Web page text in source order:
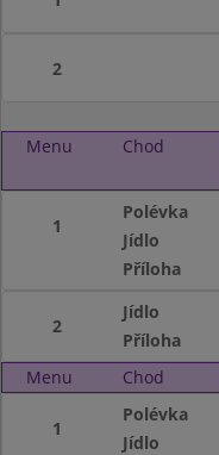
2
Menu Chod
1
Polévka
Jídlo
Příloha
2
Jídlo
Příloha
Menu
Chod
1
Polévka
Jídlo